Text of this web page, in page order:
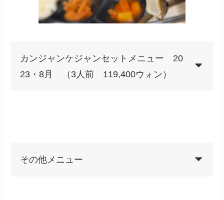
カンジャンケジャンセットメニュー 20
23・8月 （3人前 119,400ウォン）
その他メニュー